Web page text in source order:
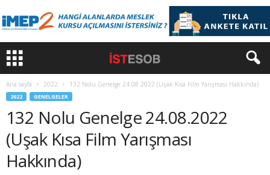
Ana sayfa 2022 132 Nolu Genelge 24.08.2022 (Uşak Kısa Film Yarışması Hakkında)
2022 GENELGELER
132 Nolu Genelge 24.08.2022
(Uşak Kısa Film Yarışması
Hakkında)